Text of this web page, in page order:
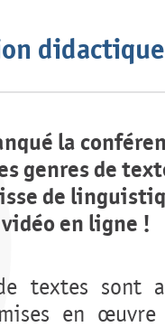
la
genres de
de
en ligne !
textes sont
en œuvre